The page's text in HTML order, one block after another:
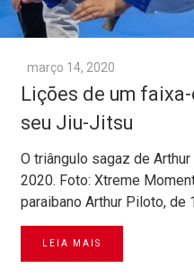
março 14, 2020
Lições de um
seu Jiu-Jitsu
O triângulo sagaz de
2020. Foto: Xtreme
paraibano Arthur Piloto, de
LEIA MAIS